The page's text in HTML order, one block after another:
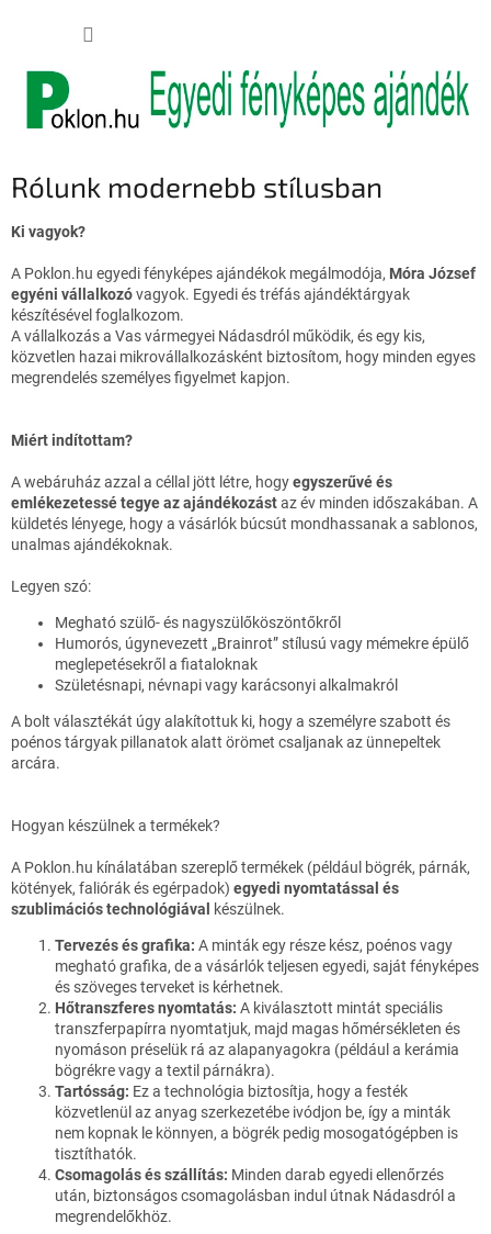
tartalomhoz
Rólunk modernebb stílusban
Ki vagyok?
A Poklon.hu egyedi fényképes ajándékok megálmodója, Móra József
egyéni vállalkozóvagyok. Egyedi és tréfás ajándéktárgyak
készítésével foglalkozom.
A vállalkozás a Vas vármegyei Nádasdról működik, és egy kis,
közvetlen hazai mikrovállalkozásként biztosítom, hogy minden egyes
megrendelés személyes figyelmet kapjon.
Miért indítottam?
A webáruház azzal a céllal jött létre, hogyegyszerűvé és
emlékezetessé tegye az ajándékozástaz év minden időszakában. A
küldetés lényege, hogy a vásárlók búcsút mondhassanak a sablonos,
unalmas ajándékoknak.
Legyen szó:
Megható szülő- és nagyszülőköszöntőkről
Humorós, úgynevezett „Brainrot” stílusú vagy mémekre épülő
meglepetésekről a fiataloknak
Születésnapi, névnapi vagy karácsonyi alkalmakról
A bolt választékát úgy alakítottuk ki, hogy a személyre szabott és
poénos tárgyak pillanatok alatt örömet csaljanak az ünnepeltek
arcára.
Hogyan készülnek a termékek?
A Poklon.hu kínálatában szereplő termékek (például bögrék, párnák,
kötények, faliórák és egérpadok) egyedi nyomtatással és
szublimációs technológiával
készülnek.
Tervezés és grafika: A minták egy része kész, poénos vagy
megható grafika, de a vásárlók teljesen egyedi, saját fényképes
és szöveges terveket is kérhetnek.
Hőtranszferes nyomtatás: A kiválasztott mintát speciális
transzferpapírra nyomtatjuk, majd magas hőmérsékleten és
nyomáson préselük rá az alapanyagokra (például a kerámia
bögrékre vagy a textil párnákra).
Tartósság: Ez a technológia biztosítja, hogy a festék
közvetlenül az anyag szerkezetébe ivódjon be, így a minták
nem kopnak le könnyen, a bögrék pedig mosogatógépben is
tisztíthatók.
Csomagolás és szállítás: Minden darab egyedi ellenőrzés
után, biztonságos csomagolásban indul útnak Nádasdról a
megrendelőkhöz.